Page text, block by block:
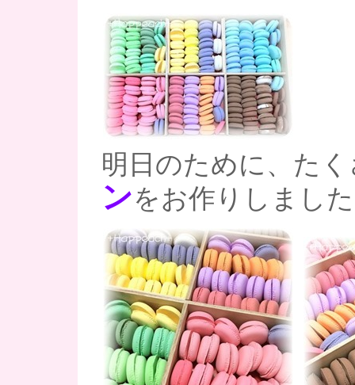
明日のために、た
ンをお作りしまし